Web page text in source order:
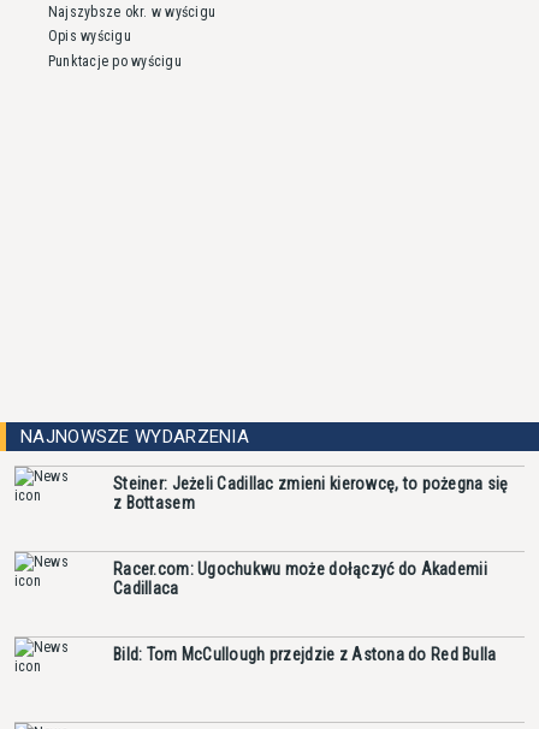
Najszybsze okr. w wyścigu
Opis wyścigu
Punktacje po wyścigu
NAJNOWSZE WYDARZENIA
Steiner: Jeżeli Cadillac zmieni kierowcę, to pożegna się
z Bottasem
Racer.com: Ugochukwu może dołączyć do Akademii
Cadillaca
Bild: Tom McCullough przejdzie z Astona do Red Bulla